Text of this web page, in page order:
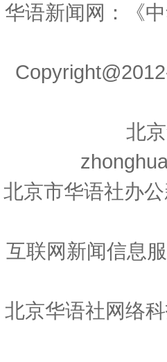
华语新闻网：《
北
北京市华语社办
互联网新闻信息
北京华语社网络